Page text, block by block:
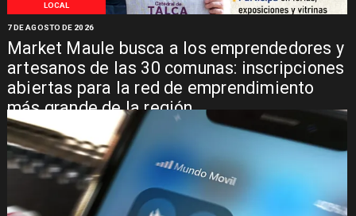
LOCAL
Market Maule busca a los emprendedores y
artesanos de las 30 comunas: inscripciones
abiertas para la red de emprendimiento
más grande de la región
7 DE AGOSTO DE 2026